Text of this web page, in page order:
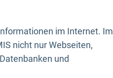
im Internet. Im
nicht nur Webseiten,
und